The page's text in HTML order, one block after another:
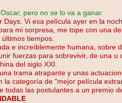
pero no se lo va a ganar.
Days. Vi esa película ayer en la
mi sorpresa, me tope con una
tiempos.
e increíblemente humana, sobre
fuerzas para sobrevivir, de una u
del siglo XXI.
trama atrapante y unas
la categoría de "mejor película
todas las postulantes a un premio